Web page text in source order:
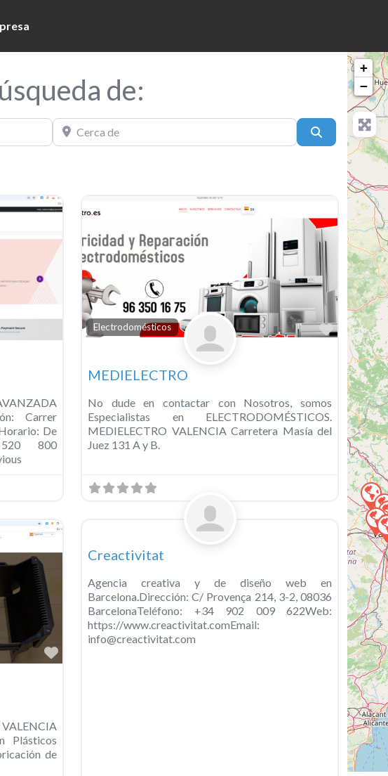
de:
Cerca de
Buscar
Favorito
Carrer
De
800
Electrodomésticos Favorito
MEDIELECTRO
No dude en contactar con Nosotros, somos
Especialistas en ELECTRODOMÉSTICOS.
MEDIELECTRO VALENCIA Carretera Masía del
Juez 131 A y B.
Favorito
Plásticos
de
Favorito
Creactivitat
Agencia creativa y de diseño web en
Barcelona.Dirección: C/ Provença 214, 3-2, 08036
BarcelonaTeléfono: +34 902 009 622Web:
https://www.creactivitat.comEmail:
info@creactivitat.com
+
−